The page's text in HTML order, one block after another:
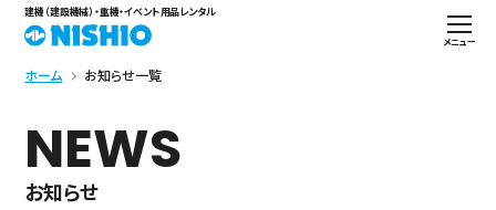
建機（建設機械）・重機・イベント用品レンタル
メニュー
ホーム お知らせ一覧
NEWS
お知らせ